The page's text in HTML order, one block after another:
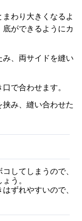
わり大きくなるよ
ができるようにカ
、両サイドを縫い
で合わせます。
み、縫い合わせた
してしまうので、
う。
ずれやすいので、